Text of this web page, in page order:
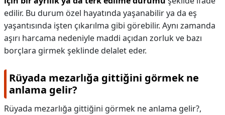
edilir. Bu durum özel hayatında yaşanabilir ya da eş
yaşantısında işten çıkarılma gibi görebilir. Aynı zamanda
aşırı harcama nedeniyle maddi açıdan zorluk ve bazı
borçlara girmek şeklinde delalet eder.
Rüyada mezarlığa gittiğini görmek ne
anlama gelir?
Rüyada mezarlığa gittiğini görmek ne anlama gelir?,